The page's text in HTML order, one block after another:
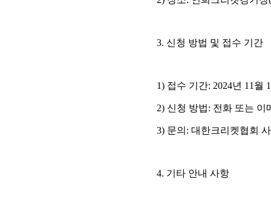
3. 신청 방법 및 접수 기간
1) 접수 기간: 2024년 11 월
2) 신청 방법: 전화 또는 이
3) 문의 : 대한크리켓협회
4. 기타 안내 사항